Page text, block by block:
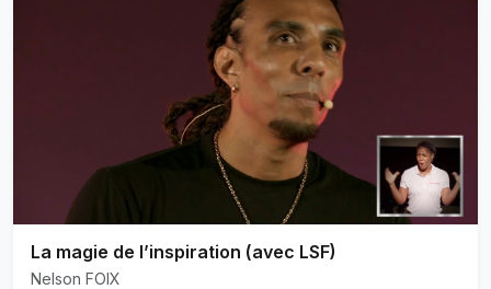
La magie de l’inspiration (avec LSF)
Nelson FOIX